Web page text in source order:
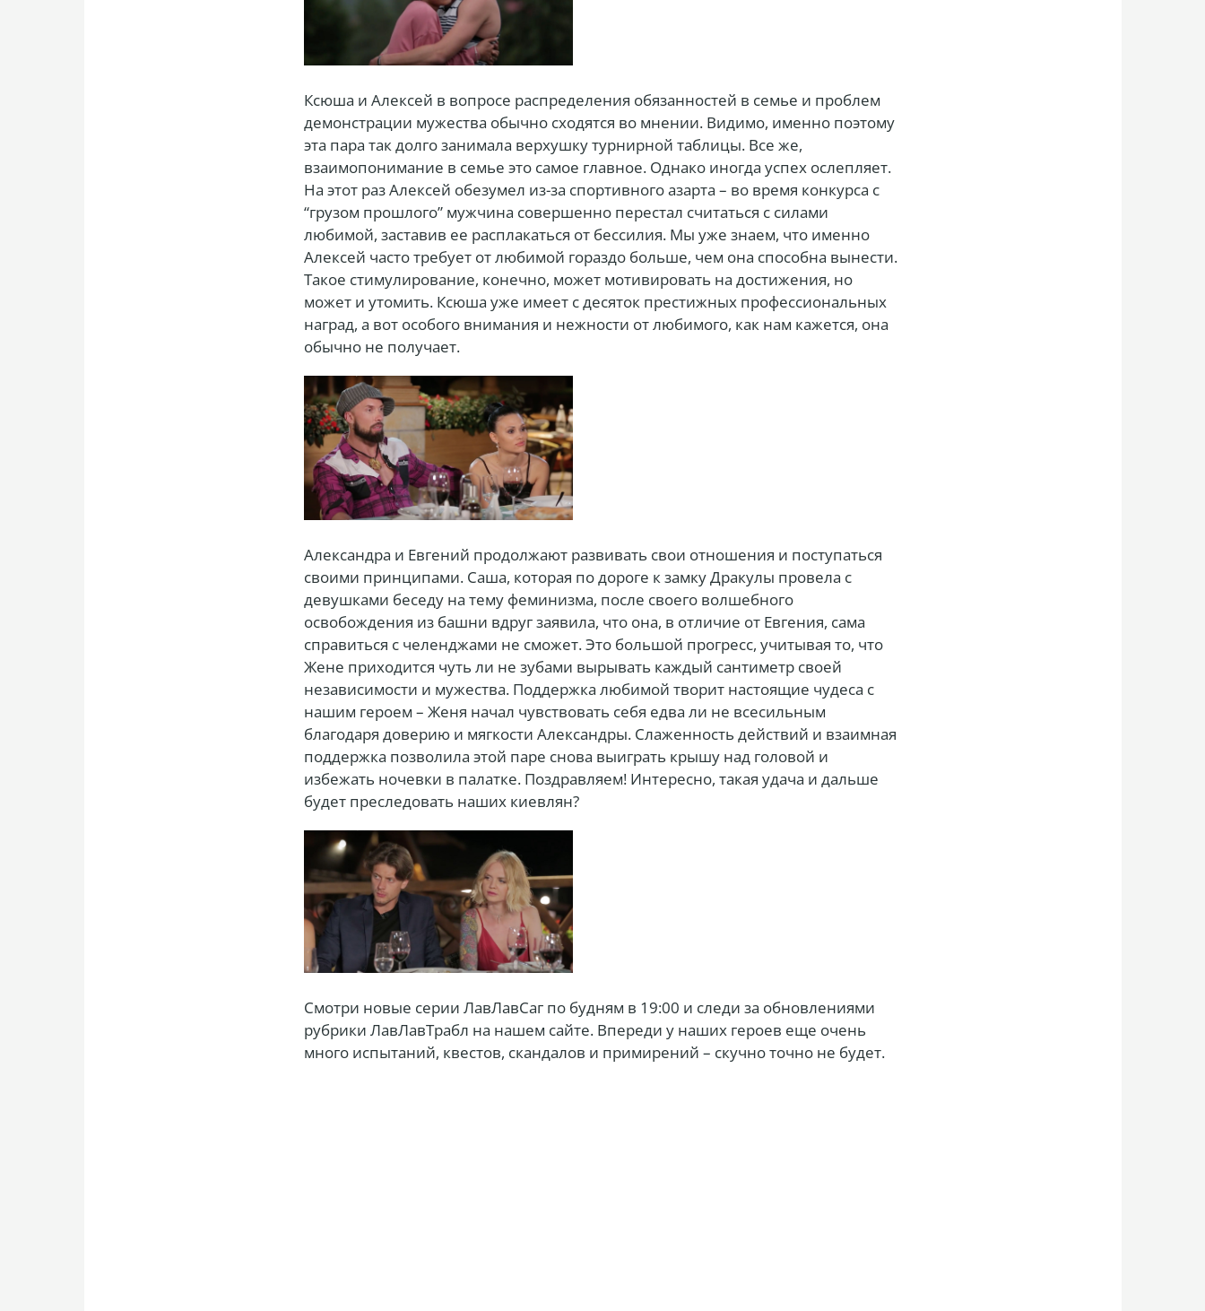
Ксюша и Алексей в вопросе распределения обязанностей в семье и проблем
демонстрации мужества обычно сходятся во мнении. Видимо, именно поэтому
эта пара так долго занимала верхушку турнирной таблицы. Все же,
взаимопонимание в семье это самое главное. Однако иногда успех ослепляет.
На этот раз Алексей обезумел из-за спортивного азарта – во время конкурса с
“грузом прошлого” мужчина совершенно перестал считаться с силами
любимой, заставив ее расплакаться от бессилия. Мы уже знаем, что именно
Алексей часто требует от любимой гораздо больше, чем она способна вынести.
Такое стимулирование, конечно, может мотивировать на достижения, но
может и утомить. Ксюша уже имеет с десяток престижных профессиональных
наград, а вот особого внимания и нежности от любимого, как нам кажется, она
обычно не получает.
Александра и Евгений продолжают развивать свои отношения и поступаться
своими принципами. Саша, которая по дороге к замку Дракулы провела с
девушками беседу на тему феминизма, после своего волшебного
освобождения из башни вдруг заявила, что она, в отличие от Евгения, сама
справиться с челенджами не сможет. Это большой прогресс, учитывая то, что
Жене приходится чуть ли не зубами вырывать каждый сантиметр своей
независимости и мужества. Поддержка любимой творит настоящие чудеса с
нашим героем – Женя начал чувствовать себя едва ли не всесильным
благодаря доверию и мягкости Александры. Слаженность действий и взаимная
поддержка позволила этой паре снова выиграть крышу над головой и
избежать ночевки в палатке. Поздравляем! Интересно, такая удача и дальше
будет преследовать наших киевлян?
Смотри новые серии ЛавЛавСаг по будням в 19:00 и следи за обновлениями
рубрики ЛавЛавТрабл на нашем сайте. Впереди у наших героев еще очень
много испытаний, квестов, скандалов и примирений – скучно точно не будет.